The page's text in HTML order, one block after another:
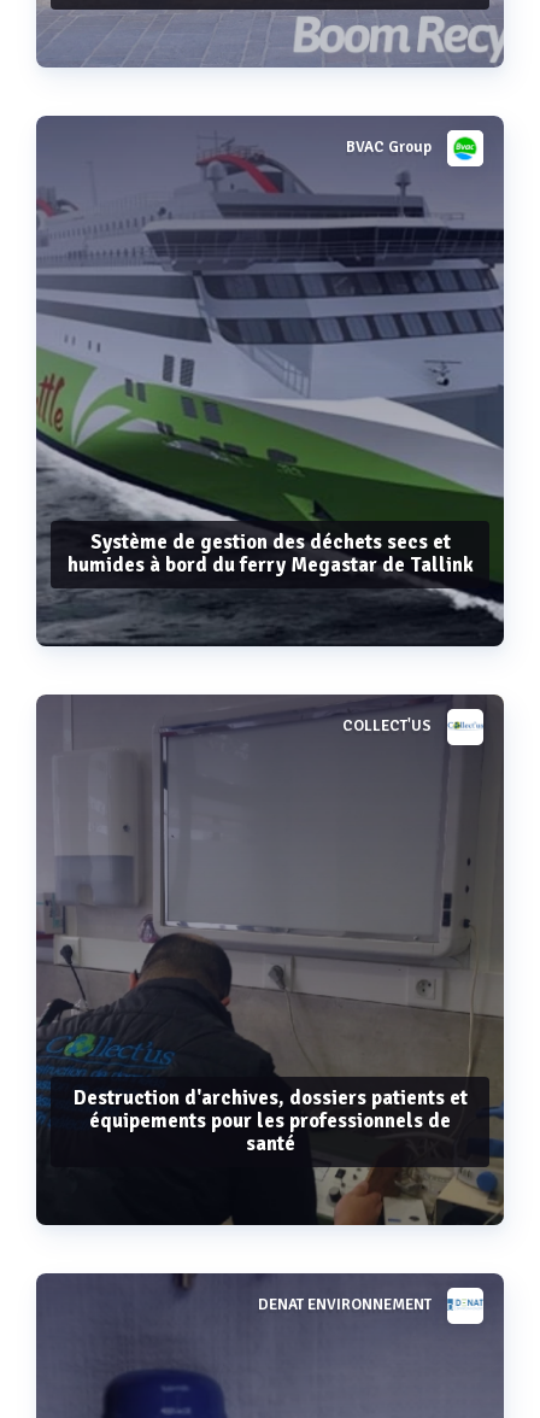
Voir plus BVAC Group
Système de gestion des déchets secs et
humides à bord du ferry Megastar de Tallink
Voir plus COLLECT'US
Destruction d'archives, dossiers patients et
équipements pour les professionnels de
santé
Voir plus
DENAT ENVIRONNEMENT